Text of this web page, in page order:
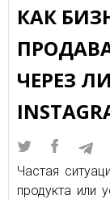
КАК
ЧЕРЕЗ
Частая
продукта или